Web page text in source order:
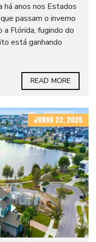
há anos nos Estados
passam o inverno
Flórida, fugindo do
está ganhando
READ MORE
JUNHO 22, 2025